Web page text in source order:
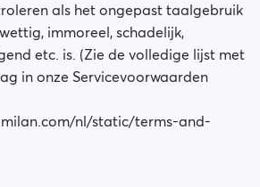
als het ongepast taalgebruik
immoreel, schadelijk,
etc. is. (Zie de volledige lijst met
in onze Servicevoorwaarden
nl/static/terms-and-